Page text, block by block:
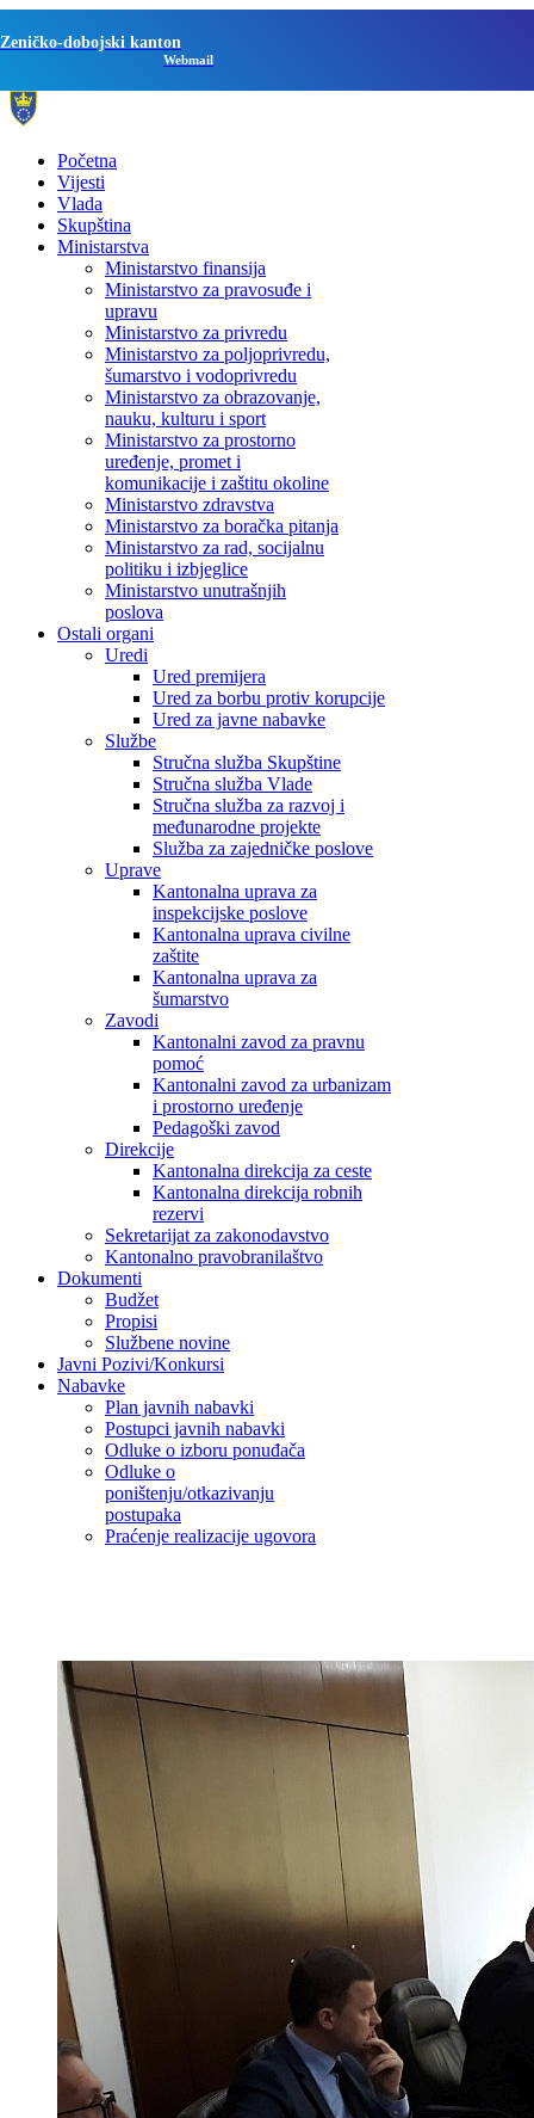
Zeničko-dobojski kanton
Webmail
Početna
Vijesti
Vlada
Skupština
Ministarstva
Ministarstvo finansija
Ministarstvo za pravosuđe i
upravu
Ministarstvo za privredu
Ministarstvo za poljoprivredu,
šumarstvo i vodoprivredu
Ministarstvo za obrazovanje,
nauku, kulturu i sport
Ministarstvo za prostorno
uređenje, promet i
komunikacije i zaštitu okoline
Ministarstvo zdravstva
Ministarstvo za boračka pitanja
Ministarstvo za rad, socijalnu
politiku i izbjeglice
Ministarstvo unutrašnjih
poslova
Ostali organi
Uredi
Ured premijera
Ured za borbu protiv korupcije
Ured za javne nabavke
Službe
Stručna služba Skupštine
Stručna služba Vlade
Stručna služba za razvoj i
međunarodne projekte
Služba za zajedničke poslove
Uprave
Kantonalna uprava za
inspekcijske poslove
Kantonalna uprava civilne
zaštite
Kantonalna uprava za
šumarstvo
Zavodi
Kantonalni zavod za pravnu
pomoć
Kantonalni zavod za urbanizam
i prostorno uređenje
Pedagoški zavod
Direkcije
Kantonalna direkcija za ceste
Kantonalna direkcija robnih
rezervi
Sekretarijat za zakonodavstvo
Kantonalno pravobranilaštvo
Dokumenti
Budžet
Propisi
Službene novine
Javni Pozivi/Konkursi
Nabavke
Plan javnih nabavki
Postupci javnih nabavki
Odluke o izboru ponuđača
Odluke o
poništenju/otkazivanju
postupaka
Praćenje realizacije ugovora